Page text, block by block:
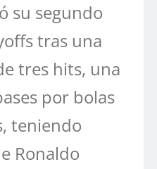
su segundo
tras una
tres hits, una
por bolas
teniendo
Ronaldo